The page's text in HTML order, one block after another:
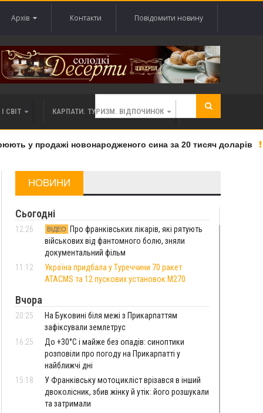
Архів Контакти Повідомити новину
СВІТ КАРПАТИ. ТУРИЗМ. ВІДПОЧИНОК
у продажі новонародженого сина за 20 тисяч доларів
НОВИНИ
Сьогодні
12:26 ВІДЕО
Про франківських лікарів, які рятують
військових від фантомного болю, зняли
документальний фільм
11:12
Україна придбала у Туреччини 70 ракет
ATACMS та 12 пускових установок M270
Вчора
20:25
На Буковині біля межі з Прикарпаттям
зафіксували землетрус
16:25
До +30°C і майже без опадів: синоптики
розповіли про погоду на Прикарпатті у
найближчі дні
15:18
У Франківську мотоцикліст врізався в інший
двоколісник, збив жінку й утік: його розшукали
та затримали